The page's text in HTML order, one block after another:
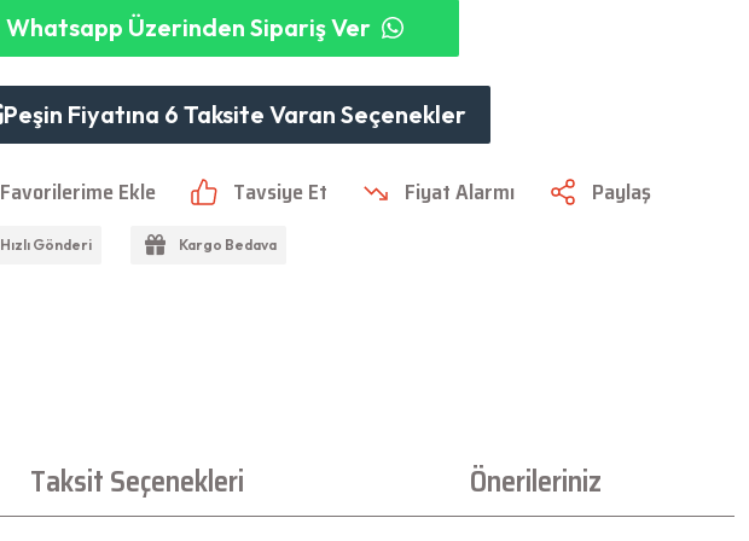
Whatsapp Üzerinden Sipariş Ver
Peşin Fiyatına 6 Taksite Varan Seçenekler
Tavsiye Et Fiyat Alarmı Paylaş
Hızlı Gönderi Kargo Bedava
Taksit Seçenekleri Önerileriniz